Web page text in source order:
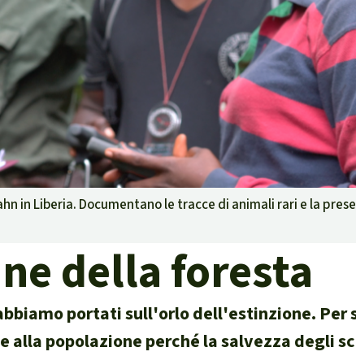
in Liberia. Documentano le tracce di animali rari e la
della foresta
portati sull'orlo dell'estinzione.
popolazione perché la salvezza degli